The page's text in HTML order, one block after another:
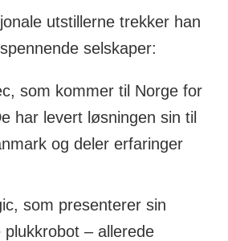
utstillerne trekker han
selskaper:
som kommer til Norge for
har levert løsningen sin til
og deler erfaringer
som presenterer sin
plukkrobot – allerede